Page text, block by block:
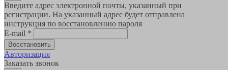
Введите адрес электронной почты, указанный при
регистрации. На указанный адрес будет отправлена
инструкция по восстановлению пароля
E-mail *
Авторизация
Заказать звонок